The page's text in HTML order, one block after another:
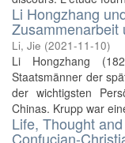
Li Hongzhang
Zusammenarbeit
Li, Jie (2021-11-10)
Li Hongzhang
Staatsmänner der
der wichtigsten
Chinas. Krupp war
Life, Thought
Confucian-